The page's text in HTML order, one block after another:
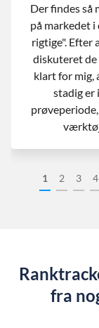
1 2 3 4
Der findes så
på markedet
rigtige". Efter
diskuteret de
klart for mig,
stadig er
fra